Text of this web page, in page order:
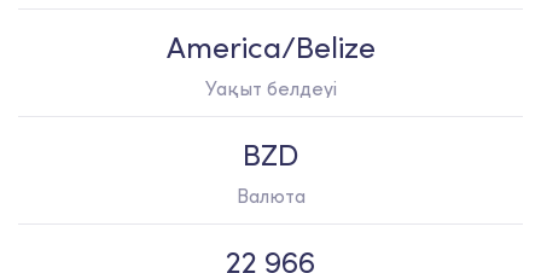
America/Belize
Уақыт белдеуі
BZD
Валюта
22 966